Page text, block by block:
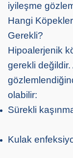
iyileşme
Hangi
Gerekli?
Hipoalerjenik
gerekli
olabilir:
Sürekli
Kulak